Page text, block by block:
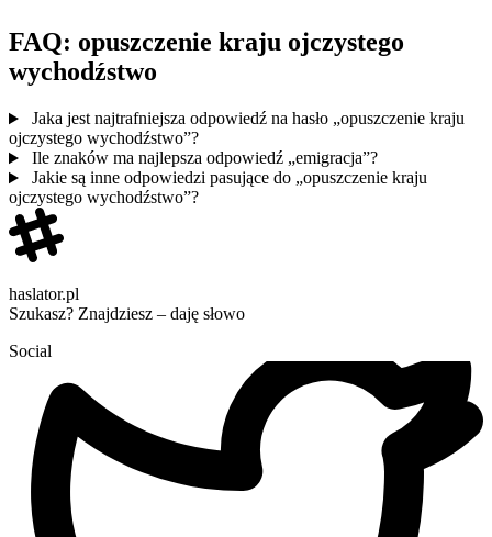
FAQ: opuszczenie kraju ojczystego
wychodźstwo
Jaka jest najtrafniejsza odpowiedź na hasło „opuszczenie kraju
ojczystego wychodźstwo”?
Ile znaków ma najlepsza odpowiedź „emigracja”?
Jakie są inne odpowiedzi pasujące do „opuszczenie kraju
ojczystego wychodźstwo”?
haslator.pl
Szukasz? Znajdziesz – daję słowo
Social